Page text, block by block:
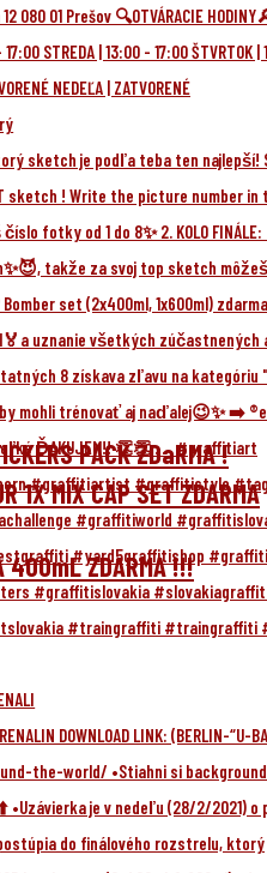
PACKZDaRMA !
1X MIX CAP SETZDARMA
400mLZDARMA !!!